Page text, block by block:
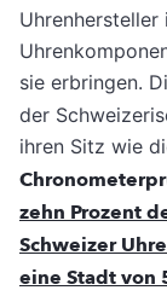
sie erbringen.
der
ihren Sitz wie
zehn Prozent
Schweizer
eine Stadt von